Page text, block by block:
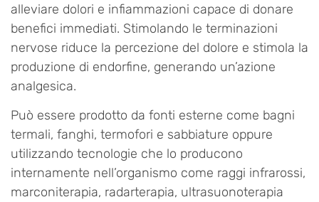
alleviare dolori e infiammazioni capace di donare
benefici immediati. Stimolando le terminazioni
nervose riduce la percezione del dolore e stimola la
produzione di endorfine, generando un’azione
analgesica.
Può essere prodotto da fonti esterne come bagni
termali, fanghi, termofori e sabbiature oppure
utilizzando tecnologie che lo producono
internamente nell’organismo come raggi infrarossi,
marconiterapia, radarterapia, ultrasuonoterapia